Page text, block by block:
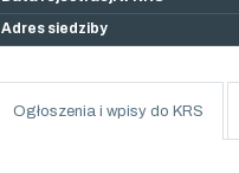
Adres siedziby
Ogłoszenia i wpisy do KRS